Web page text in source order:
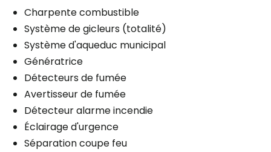
Charpente combustible
Système de gicleurs (totalité)
Système d'aqueduc municipal
Génératrice
Détecteurs de fumée
Avertisseur de fumée
Détecteur alarme incendie
Éclairage d'urgence
Séparation coupe feu